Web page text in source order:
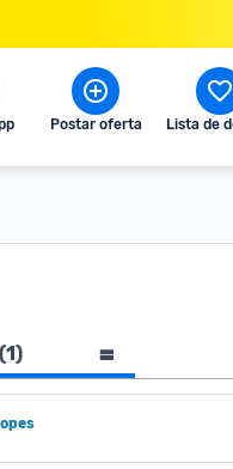
Postar oferta Lista de
1)